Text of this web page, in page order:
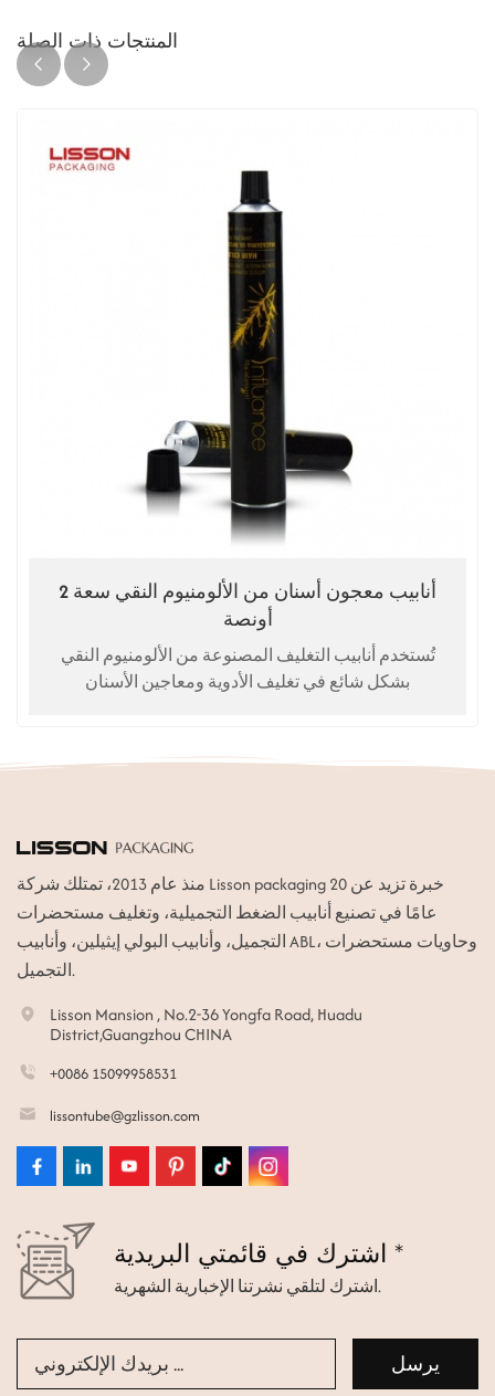
المنتجات ذات الصلة
أنابيب معجون أسنان من الألومنيوم النقي سعة 2
أونصة
تُستخدم أنابيب التغليف المصنوعة من الألومنيوم النقي
بشكل شائع في تغليف الأدوية ومعاجين الأسنان
منذ عام 2013، تمتلك شركة Lisson packaging خبرة تزيد عن 20
عامًا في تصنيع أنابيب الضغط التجميلية، وتغليف مستحضرات
التجميل، وأنابيب البولي إيثيلين، وأنابيب ABL، وحاويات مستحضرات
التجميل.
Lisson Mansion , No.2-36 Yongfa Road, Huadu
District,Guangzhou CHINA
+0086 15099958531
lissontube@gzlisson.com
اشترك في قائمتي البريدية *
اشترك لتلقي نشرتنا الإخبارية الشهرية.